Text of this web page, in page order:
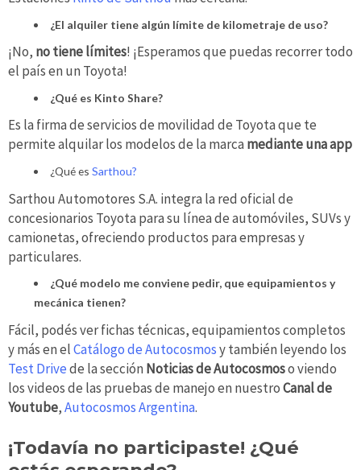
¿El alquiler tiene algún límite de kilometraje de uso?
¡No, no tiene límites! ¡Esperamos que puedas recorrer todo
el país en un Toyota!
¿Qué es Kinto Share?
Es la firma de servicios de movilidad de Toyota que te
permite alquilar los modelos de la marca mediante una app
¿Qué es Sarthou?
Sarthou Automotores S.A. integra la red oficial de
concesionarios Toyota para su línea de automóviles, SUVs y
camionetas, ofreciendo productos para empresas y
particulares.
¿Qué modelo me conviene pedir, que equipamientos y
mecánica tienen?
Fácil, podés ver fichas técnicas, equipamientos completos
y más en elCatálogo de Autocosmosy también leyendo los
Test Drivede la sección Noticias de Autocosmoso viendo
los videos de las pruebas de manejo en nuestroCanal de
Youtube,Autocosmos Argentina.
¡Todavía no participaste! ¿Qué